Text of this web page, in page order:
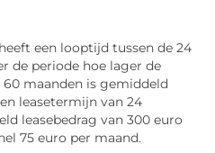
een looptijd tussen de 24
de periode hoe lager de
maanden is gemiddeld
leasetermijn van 24
leasebedrag van 300 euro
75 euro per maand.